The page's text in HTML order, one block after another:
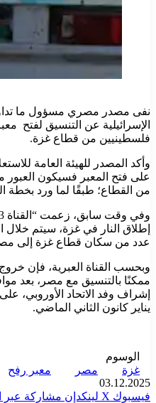
نفى مصدر مصري مسؤول ما
الإسرائيلية عن التنسيق لفتح
فلسطينيين من قطاع غزة.
وأكد المصدر للهيئة العامة
على فتح المعبر فسيكون العبور
من القطاع؛ طبقًا لما ورد بخطة
إطلاق النار في غزة، سيتم خلال
عدد من سكان قطاع غزة إلى
وبحسب القناة العبرية، فإن
ممكنًا بالتنسيق مع مصر، بعد
إشراف وفد الاتحاد الأوروبي،
يناير كانون الثاني الماضي.
الوسوم
غزة
مصر
معبر رفح
03.12.2025
فيسبوك ‫X لينكدإن مشاركة عبر